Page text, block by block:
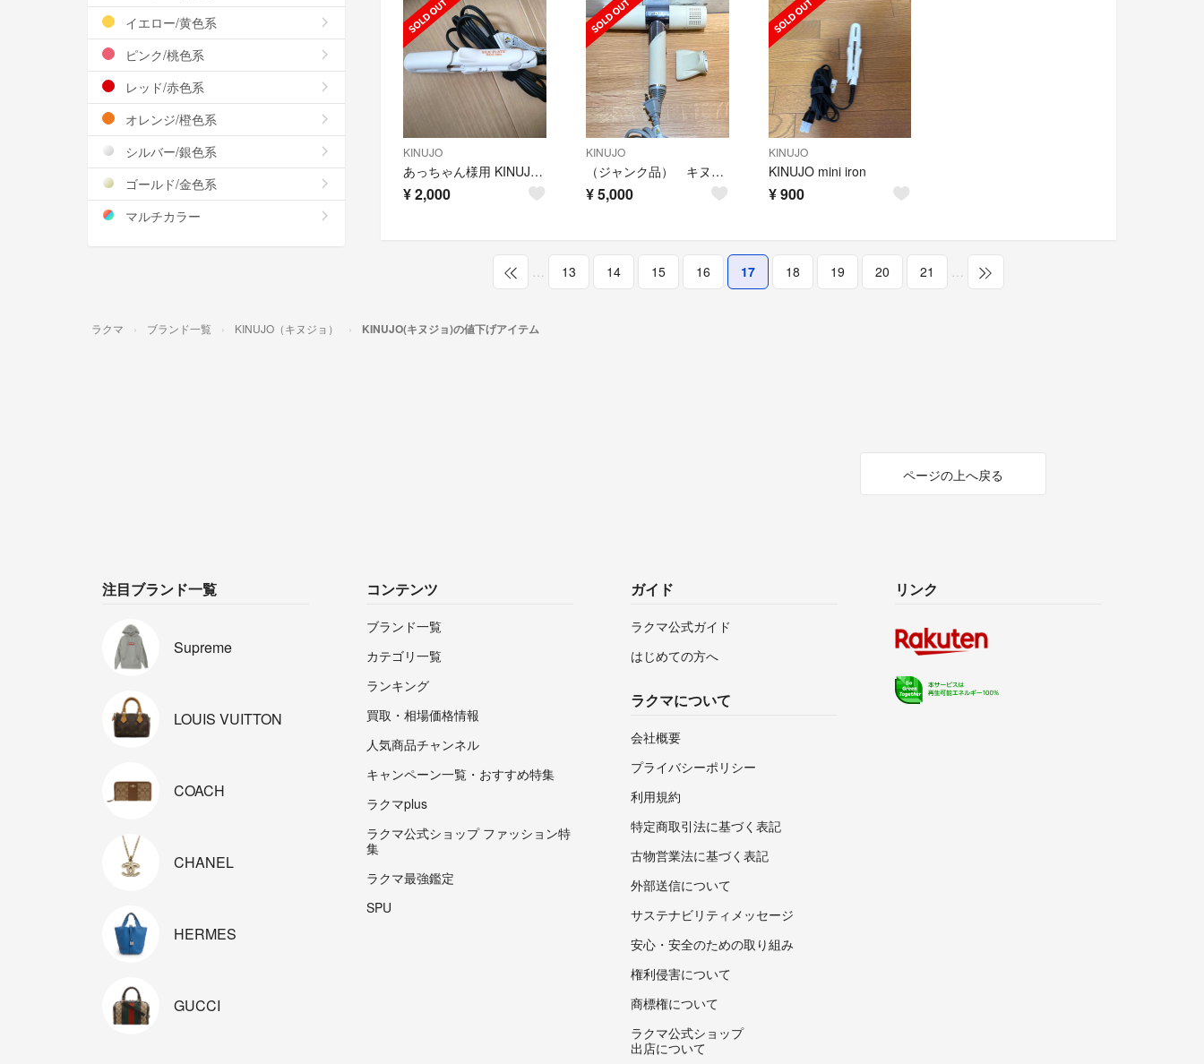
KINUJO
あっちゃん様用 KINUJO シルクプレートミニアイロン DG085
¥2,000
KINUJO
（ジャンク品） キヌージョ☘️ヘアドライヤー/絹女/kinujo /キヌジョ
¥5,000
KINUJO
KINUJO mini iron
¥900
13 14 15 16 17 18 19 20 21
イエロー/黄色系
ピンク/桃色系
レッド/赤色系
オレンジ/橙色系
シルバー/銀色系
ゴールド/金色系
マルチカラー
ラクマ ブランド一覧 KINUJO（キヌジョ） KINUJO(キヌジョ)の値下げアイテム
ページの上へ戻る
注目ブランド一覧
Supreme
LOUIS VUITTON
COACH
CHANEL
HERMES
GUCCI
コンテンツ
ブランド一覧
カテゴリ一覧
ランキング
買取・相場価格情報
人気商品チャンネル
キャンペーン一覧・おすすめ特集
ラクマplus
ラクマ公式ショップ ファッション特
集
ラクマ最強鑑定
SPU
ガイド
ラクマ公式ガイド
はじめての方へ
ラクマについて
会社概要
プライバシーポリシー
利用規約
特定商取引法に基づく表記
古物営業法に基づく表記
外部送信について
サステナビリティメッセージ
安心・安全のための取り組み
権利侵害について
商標権について
ラクマ公式ショップ
出店について
リンク